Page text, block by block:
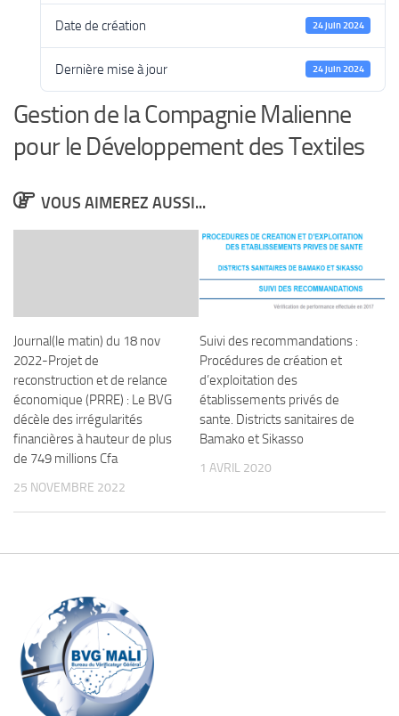
Date de création 24 juin 2024
Dernière mise à jour 24 juin 2024
Gestion de la Compagnie Malienne
pour le Développement des Textiles
VOUS AIMEREZ AUSSI...
Journal(le matin) du 18 nov
2022-Projet de
reconstruction et de relance
économique (PRRE) : Le BVG
décèle des irrégularités
financières à hauteur de plus
de 749 millions Cfa
25 NOVEMBRE 2022
Suivi des recommandations :
Procédures de création et
d’exploitation des
établissements privés de
sante. Districts sanitaires de
Bamako et Sikasso
1 AVRIL 2020